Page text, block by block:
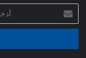
بريدك
الإلكتروني